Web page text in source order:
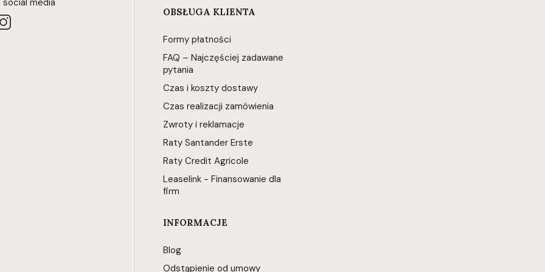
social media
OBSŁUGA KLIENTA
Formy płatności
FAQ – Najczęściej zadawane
pytania
Czas i koszty dostawy
Czas realizacji zamówienia
Zwroty i reklamacje
Raty Santander Erste
Raty Credit Agricole
Leaselink - Finansowanie dla
firm
INFORMACJE
Blog
Odstąpienie od umowy